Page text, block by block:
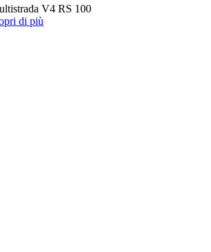
V4 RS 100
di più